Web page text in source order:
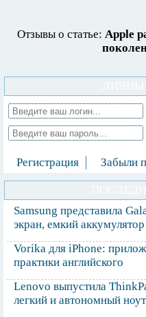
Отзывы о статье: Apple
Регистрация Забыли
Samsung представила
экран, емкий
Vorika для iPhone:
практики английского
Lenovo выпустила
легкий и автономный